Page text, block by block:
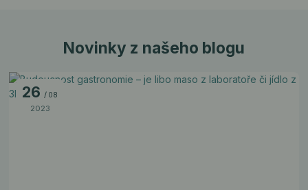
Novinky z našeho blogu
26 08
2023